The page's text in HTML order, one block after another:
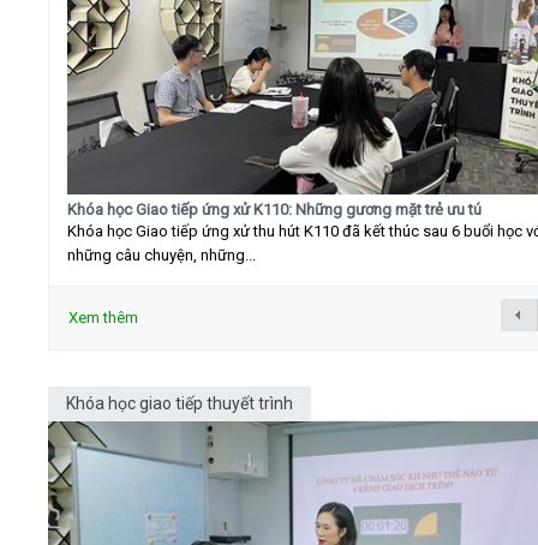
Khóa học Giao tiếp ứng xử K110: Những gương mặt trẻ ưu tú
Khóa học Giao tiếp ứng xử thu hút K110 đã kết thúc sau 6 buổi học
những câu chuyện, những...
Xem thêm
Khóa học giao tiếp thuyết trình